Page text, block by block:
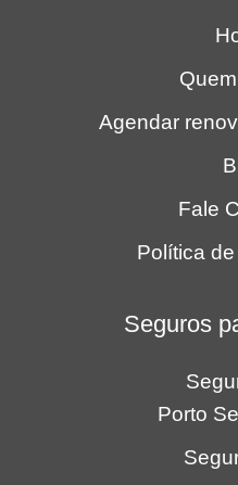
Agendar
Fale
Política
Seguros
Porto